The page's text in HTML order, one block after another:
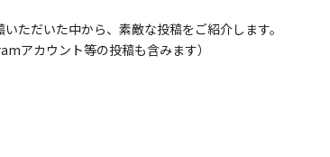
ただいた中から、素敵な投稿をご紹介します。
アカウント等の投稿も含みます）